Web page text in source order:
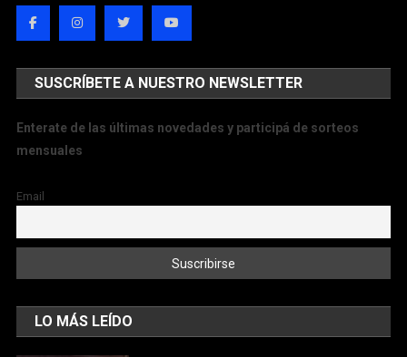
SUSCRÍBETE A NUESTRO NEWSLETTER
Enterate de las últimas novedades y participá de sorteos
mensuales
Email
LO MÁS LEÍDO